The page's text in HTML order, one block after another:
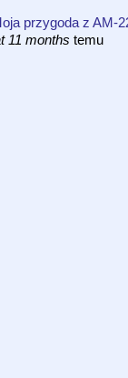
przygoda z AM-
11 months temu